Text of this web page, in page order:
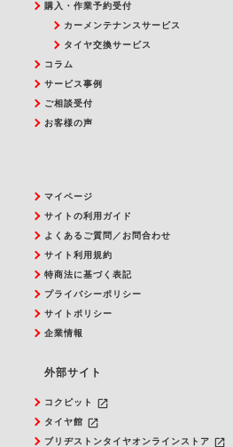
購入・作業予約受付
カーメンテナンスサービス
タイヤ交換サービス
コラム
サービス事例
ご相談受付
お客様の声
マイページ
サイトの利用ガイド
よくあるご質問／お問合わせ
サイト利用規約
特商法に基づく表記
プライバシーポリシー
サイトポリシー
企業情報
外部サイト
コクピット launch
タイヤ館 launch
ブリヂストンタイヤオンラインストア launch